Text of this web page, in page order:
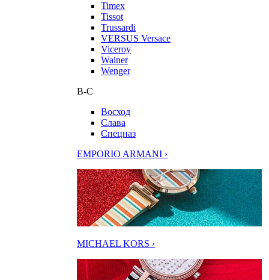
Timex
Tissot
Trussardi
VERSUS Versace
Viceroy
Wainer
Wenger
В-С
Восход
Слава
Спецназ
EMPORIO ARMANI ›
MICHAEL KORS ›